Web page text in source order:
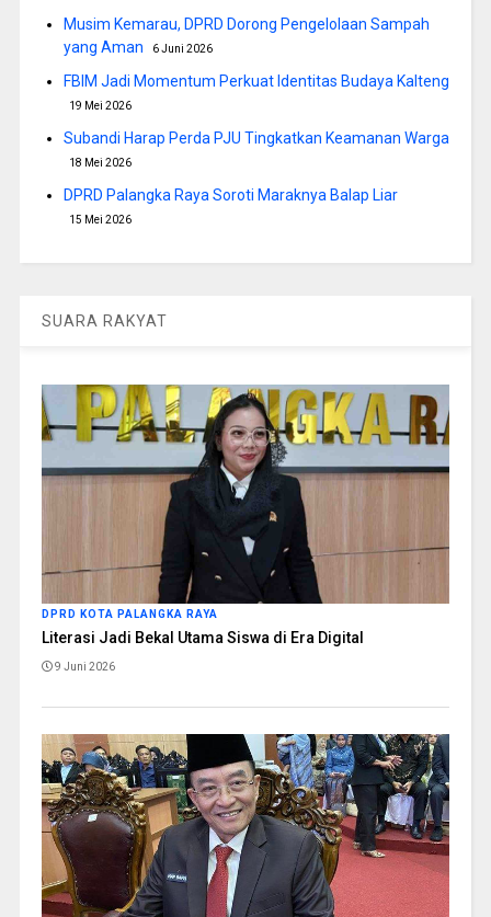
Musim Kemarau, DPRD Dorong Pengelolaan Sampah
yang Aman
6 Juni 2026
FBIM Jadi Momentum Perkuat Identitas Budaya Kalteng
19 Mei 2026
Subandi Harap Perda PJU Tingkatkan Keamanan Warga
18 Mei 2026
DPRD Palangka Raya Soroti Maraknya Balap Liar
15 Mei 2026
SUARA RAKYAT
DPRD KOTA PALANGKA RAYA
Literasi Jadi Bekal Utama Siswa di Era Digital
9 Juni 2026